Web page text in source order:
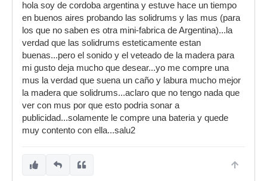
hola soy de cordoba argentina y estuve hace un tiempo
en buenos aires probando las solidrums y las mus (para
los que no saben es otra mini-fabrica de Argentina)...la
verdad que las solidrums esteticamente estan
buenas...pero el sonido y el veteado de la madera para
mi gusto deja mucho que desear...yo me compre una
mus la verdad que suena un caño y labura mucho mejor
la madera que solidrums...aclaro que no tengo nada que
ver con mus por que esto podria sonar a
publicidad...solamente le compre una bateria y quede
muy contento con ella...salu2